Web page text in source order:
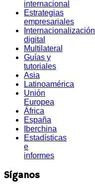
internacional
Estrategias
empresariales
Internacionalización
digital
Multilateral
Guías y
tutoriales
Asia
Latinoamérica
Unión
Europea
África
España
Iberchina
Estadísticas
e
informes
Síganos